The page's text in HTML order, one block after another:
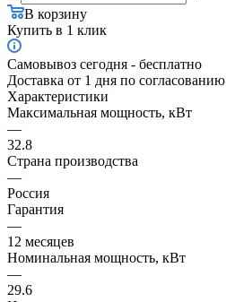
В корзину
Купить в 1 клик
Самовывоз сегодня - бесплатно
Доставка от 1 дня по согласованию
Характеристики
Максимальная мощность, кВт
—
32.8
Страна производства
—
Россия
Гарантия
—
12 месяцев
Номинальная мощность, кВт
—
29.6